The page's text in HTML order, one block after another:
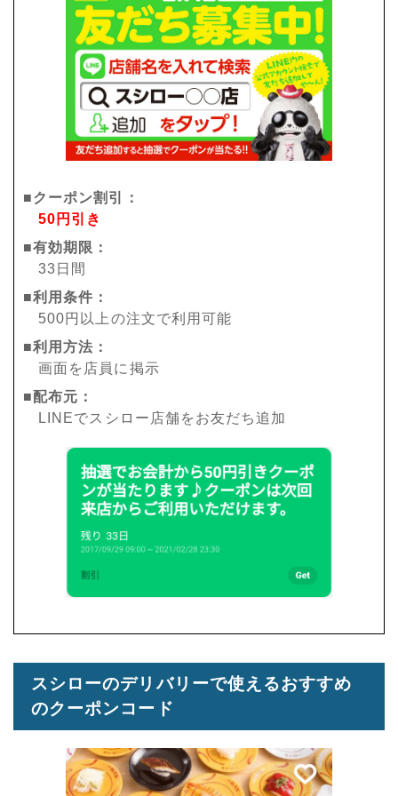
■クーポン割引：
50円引き
■有効期限：
33日間
■利用条件：
500円以上の注文で利用可能
■利用方法：
画面を店員に掲示
■配布元：
LINEでスシロー店舗をお友だち追加
スシローのデリバリーで使えるおすすめ
のクーポンコード